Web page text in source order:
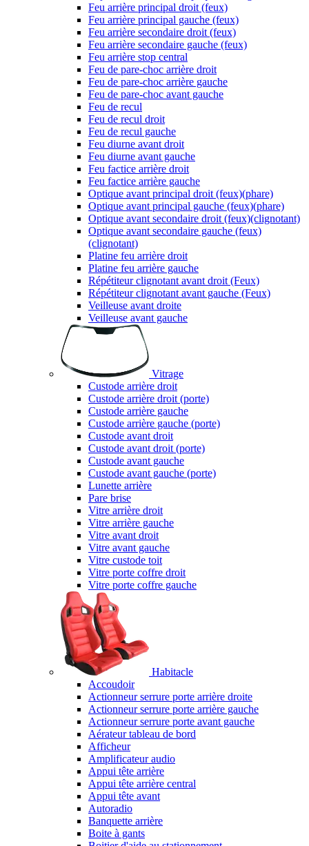
Feu arrière principal droit (feux)
Feu arrière principal gauche (feux)
Feu arrière secondaire droit (feux)
Feu arrière secondaire gauche (feux)
Feu arrière stop central
Feu de pare-choc arrière droit
Feu de pare-choc arrière gauche
Feu de pare-choc avant gauche
Feu de recul
Feu de recul droit
Feu de recul gauche
Feu diurne avant droit
Feu diurne avant gauche
Feu factice arrière droit
Feu factice arrière gauche
Optique avant principal droit (feux)(phare)
Optique avant principal gauche (feux)(phare)
Optique avant secondaire droit (feux)(clignotant)
Optique avant secondaire gauche (feux)
(clignotant)
Platine feu arrière droit
Platine feu arrière gauche
Répétiteur clignotant avant droit (Feux)
Répétiteur clignotant avant gauche (Feux)
Veilleuse avant droite
Veilleuse avant gauche
Vitrage
Custode arrière droit
Custode arrière droit (porte)
Custode arrière gauche
Custode arrière gauche (porte)
Custode avant droit
Custode avant droit (porte)
Custode avant gauche
Custode avant gauche (porte)
Lunette arrière
Pare brise
Vitre arrière droit
Vitre arrière gauche
Vitre avant droit
Vitre avant gauche
Vitre custode toit
Vitre porte coffre droit
Vitre porte coffre gauche
Habitacle
Accoudoir
Actionneur serrure porte arrière droite
Actionneur serrure porte arrière gauche
Actionneur serrure porte avant gauche
Aérateur tableau de bord
Afficheur
Amplificateur audio
Appui tête arrière
Appui tête arrière central
Appui tête avant
Autoradio
Banquette arrière
Boite à gants